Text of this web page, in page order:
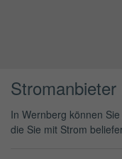
In Wernberg können
die Sie mit Strom